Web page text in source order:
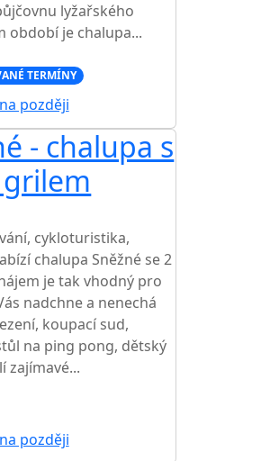
lyžařského
období je chalupa...
TERMÍNY
později
- chalupa s
cykloturistika,
chalupa Sněžné se 2
je tak vhodný pro
nadchne a nenechá
koupací sud,
na ping pong, dětský
zajímavé...
později